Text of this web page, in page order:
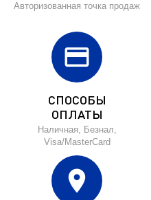
Авторизованная точка продаж
credit_card
СПОСОБЫ
ОПЛАТЫ
Наличная, Безнал,
Visa/MasterCard
location_on